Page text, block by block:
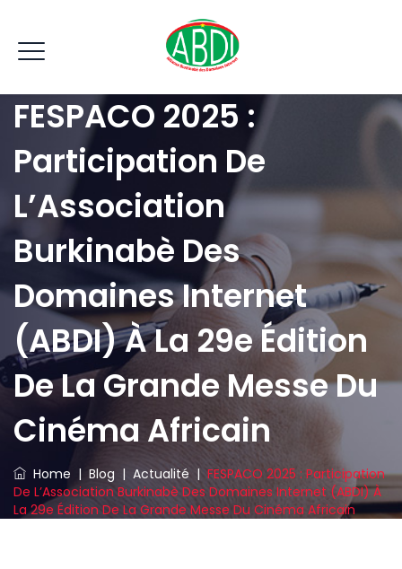
FESPACO 2025 :
Participation De
L’Association
Burkinabè Des
Domaines Internet
(ABDI) À La 29e Édition
De La Grande Messe Du
Cinéma Africain
Home | Blog | Actualité |FESPACO 2025 : Participation
De L’Association Burkinabè Des Domaines Internet (ABDI) À
La 29e Édition De La Grande Messe Du Cinéma Africain